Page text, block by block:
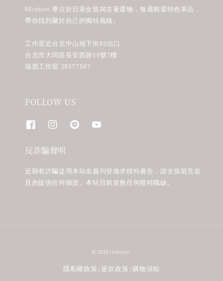
REreburn 專注於日系女裝與古著選物，每週精選特色單品，
帶你找到屬於自己的獨特風格。
工作室近台北中山地下街R3出口
台北市大同區長安西路58號7樓
瑞朋工作室 38577587
FOLLOW US
反詐騙聲明
近期有詐騙盜用本站名義刊登徵求模特廣告，請女孩留意並
且勿提供任何個資。本站目前並無任何模特職缺。
© 2026 rereburn.
隱私權政策 退款政策 購物須知